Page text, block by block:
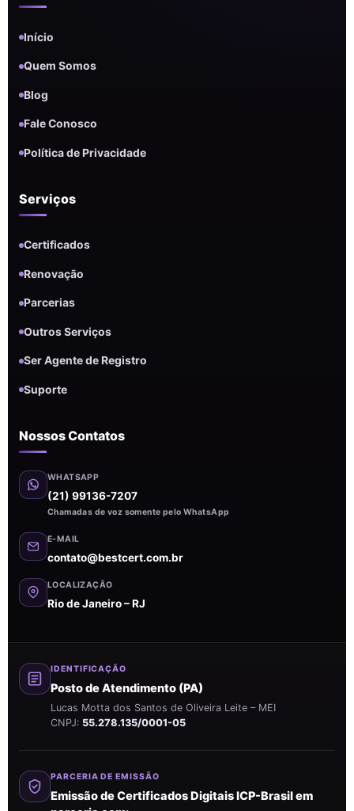
Início
Quem Somos
Blog
Fale Conosco
Política de Privacidade
Serviços
Certificados
Renovação
Parcerias
Outros Serviços
Ser Agente de Registro
Suporte
Nossos Contatos
WHATSAPP
(21) 99136-7207
Chamadas de voz somente pelo WhatsApp
E-MAIL
contato@bestcert.com.br
LOCALIZAÇÃO
Rio de Janeiro – RJ
IDENTIFICAÇÃO
Posto de Atendimento (PA)
Lucas Motta dos Santos de Oliveira Leite – MEI
CNPJ: 55.278.135/0001-05
PARCERIA DE EMISSÃO
Emissão de Certificados Digitais ICP-Brasil em